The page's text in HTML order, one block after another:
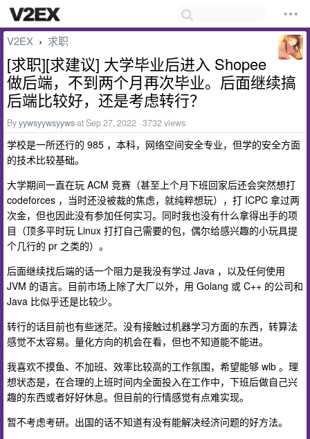
V2EX › 求职
[求职][求建议] 大学毕业后进入 Shopee
做后端，不到两个月再次毕业。后面继续搞
后端比较好，还是考虑转行？
Byyywsyywsyywsat Sep 27, 2022 · 3732 views
学校是一所还行的 985 ，本科，网络空间安全专业，但学的安全方面
的技术比较基础。
大学期间一直在玩 ACM 竞赛（甚至上个月下班回家后还会突然想打
codeforces ，当时还没被裁的焦虑，就纯粹想玩），打 ICPC 拿过两
次金，但也因此没有参加任何实习。同时我也没有什么拿得出手的项
目（顶多平时玩 Linux 打打自己需要的包，偶尔给感兴趣的小玩具提
个几行的 pr 之类的）。
后面继续找后端的话一个阻力是我没有学过 Java ，以及任何使用
JVM 的语言。目前市场上除了大厂以外，用 Golang 或 C++ 的公司和
Java 比似乎还是比较少。
转行的话目前也有些迷茫。没有接触过机器学习方面的东西，转算法
感觉不太容易。量化方向的机会在看，但也不知道能不能进。
我喜欢不摸鱼、不加班、效率比较高的工作氛围，希望能够 wlb 。理
想状态是，在合理的上班时间内全面投入在工作中，下班后做自己兴
趣的东西或者好好休息。但目前的行情感觉有点难实现。
暂不考虑考研。出国的话不知道有没有能解决经济问题的好方法。